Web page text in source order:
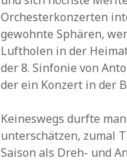
Orchesterkonzerten
gewohnte Sphären,
Luftholen in der
der 8. Sinfonie von
der ein Konzert in der
Keineswegs durfte
unterschätzen, zumal
Saison als Dreh- und